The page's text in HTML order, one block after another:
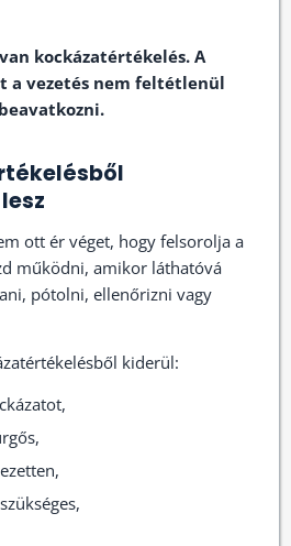
kockázatértékelés. A
a vezetés nem feltétlenül
ott ér véget, hogy felsorolja a
működni, amikor láthatóvá
pótolni, ellenőrizni vagy
kiderül: